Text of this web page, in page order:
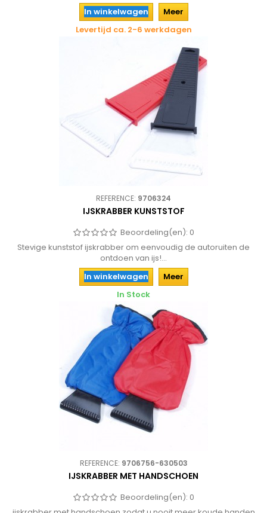
In winkelwagen
Meer
Levertijd ca. 2-6 werkdagen
REFERENCE: 9706324
IJSKRABBER KUNSTSTOF
Beoordeling(en): 0
Stevige kunststof ijskrabber om eenvoudig de autoruiten de
ontdoen van ijs!...
In winkelwagen
Meer
In Stock
REFERENCE: 9706756-630503
IJSKRABBER MET HANDSCHOEN
Beoordeling(en): 0